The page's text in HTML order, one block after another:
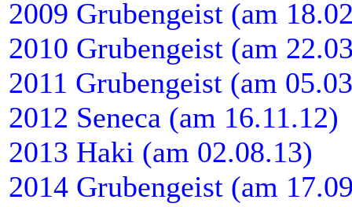
2009 Grubengeist (am
2010 Grubengeist (am
2011 Grubengeist (am
2012 Seneca (am 16.11.12)
2013 Haki (am 02.08.13)
2014 Grubengeist (am